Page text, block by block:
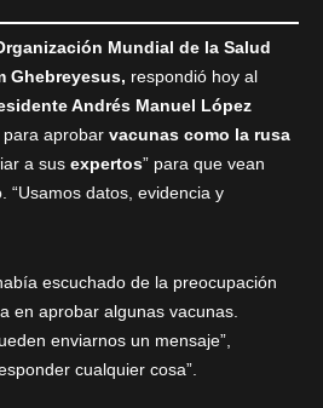
Mundial de la Salud
Ghebreyesus, respondió hoy al
Andrés Manuel López
aprobar vacunas como la rusa
a sus expertos” para que vean
“Usamos datos, evidencia y
escuchado de la preocupación
en aprobar algunas vacunas.
enviarnos un mensaje”,
cualquier cosa”.